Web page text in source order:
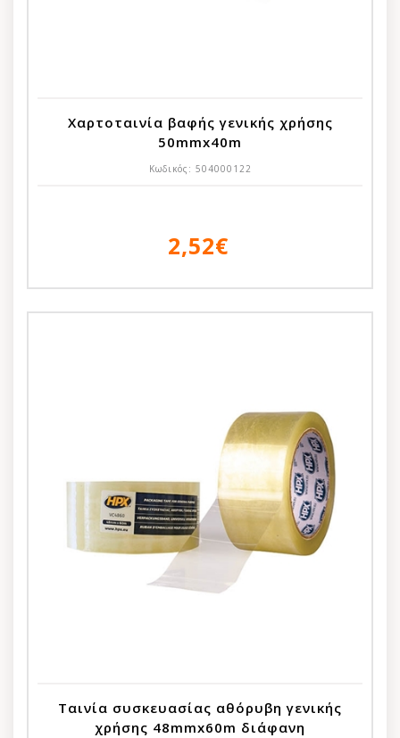
Χαρτοταινία βαφής γενικής χρήσης
50mmx40m
Κωδικός: 504000122
2,52€
Ταινία συσκευασίας αθόρυβη γενικής
χρήσης 48mmx60m διάφανη